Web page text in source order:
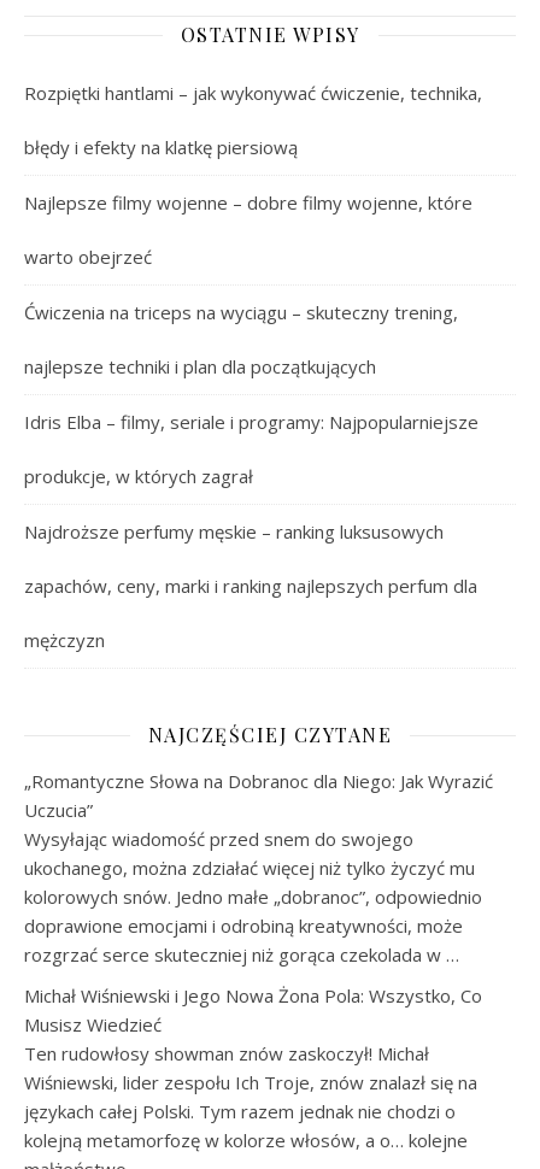
OSTATNIE WPISY
Rozpiętki hantlami – jak wykonywać ćwiczenie, technika,
błędy i efekty na klatkę piersiową
Najlepsze filmy wojenne – dobre filmy wojenne, które
warto obejrzeć
Ćwiczenia na triceps na wyciągu – skuteczny trening,
najlepsze techniki i plan dla początkujących
Idris Elba – filmy, seriale i programy: Najpopularniejsze
produkcje, w których zagrał
Najdroższe perfumy męskie – ranking luksusowych
zapachów, ceny, marki i ranking najlepszych perfum dla
mężczyzn
NAJCZĘŚCIEJ CZYTANE
„Romantyczne Słowa na Dobranoc dla Niego: Jak Wyrazić
Uczucia”
Wysyłając wiadomość przed snem do swojego
ukochanego, można zdziałać więcej niż tylko życzyć mu
kolorowych snów. Jedno małe „dobranoc”, odpowiednio
doprawione emocjami i odrobiną kreatywności, może
rozgrzać serce skuteczniej niż gorąca czekolada w …
Michał Wiśniewski i Jego Nowa Żona Pola: Wszystko, Co
Musisz Wiedzieć
Ten rudowłosy showman znów zaskoczył! Michał
Wiśniewski, lider zespołu Ich Troje, znów znalazł się na
językach całej Polski. Tym razem jednak nie chodzi o
kolejną metamorfozę w kolorze włosów, a o… kolejne